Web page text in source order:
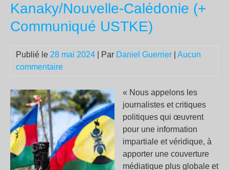
Kanaky/Nouvelle-Calédonie (+
Communiqué USTKE)
Publié le 28 mai 2024 | Par Daniel Guerrier
Aucun
commentaire
« Nous appelons les
journalistes et critiques
politiques qui œuvrent
pour une information
impartiale et véridique, à
apporter une couverture
médiatique plus globale et